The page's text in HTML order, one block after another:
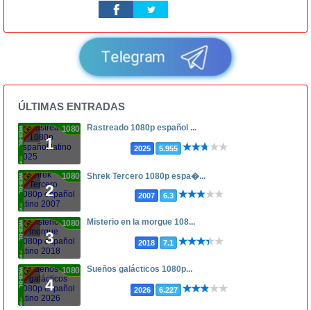
Telegram
ÚLTIMAS ENTRADAS
1
1080p Rastreado 1080p español ...
2025 5.955
2
1080p Shrek Tercero 1080p espa�...
2007 6.3
3
1080p Misterio en la morgue 108...
2018 7.1
4
1080p Sueños galácticos 1080p...
2026 6.227